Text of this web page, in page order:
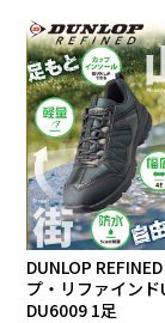
DUNLOP
プ・リファイン
DU6009 1足